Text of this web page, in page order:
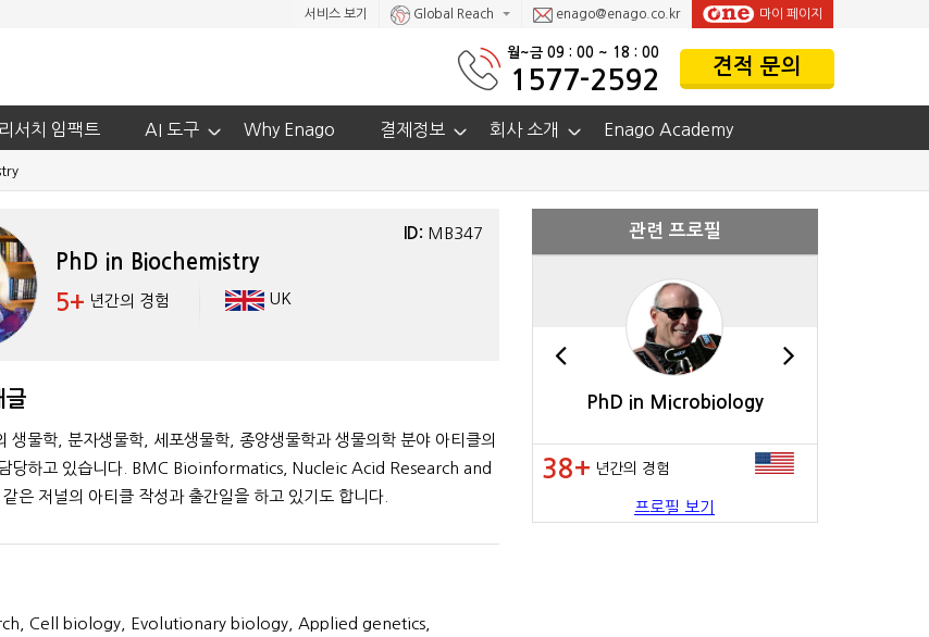
서비스 보기 Global Reach enago@enago.co.kr 마이 페이지
월~금 09 : 00 ~ 18 : 00
1577-2592 견적 문의
리서치 임팩트 AI 도구 Why Enago 결제정보 회사 소개 Enago Academy
ID: MB347
PhD in Biochemistry
5+ 년간의 경험 UK
글
생물학, 분자생물학, 세포생물학, 종양생물학과 생물의학 분야 아티클의
당하고 있습니다. BMC Bioinformatics, Nucleic Acid Research and
은 저널의 아티클 작성과 출간일을 하고 있기도 합니다.
Cell biology, Evolutionary biology, Applied genetics,
관련 프로필
40+년간의 경험
프로필 보기
PhD in Microbiology
38+ 년간의 경험
프로필 보기